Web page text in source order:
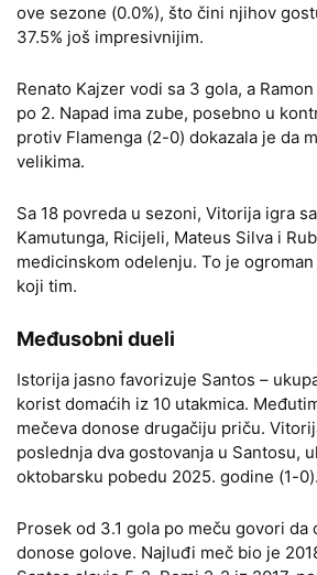
ove sezone (0.0%), što čini njihov
37.5% još impresivnijim.
Renato Kajzer vodi sa 3 gola, a
po 2. Napad ima zube, posebno u
protiv Flamenga (2-0) dokazala je da
velikima.
Sa 18 povreda u sezoni, Vitorija igra
Kamutunga, Ricijeli, Mateus Silva i
medicinskom odelenju. To je
koji tim.
Međusobni dueli
Istorija jasno favorizuje Santos –
korist domaćih iz 10 utakmica.
mečeva donose drugačiju priču.
poslednja dva gostovanja u Santosu,
oktobarsku pobedu 2025. godine (1-0).
Prosek od 3.1 gola po meču govori
donose golove. Najluđi meč bio je